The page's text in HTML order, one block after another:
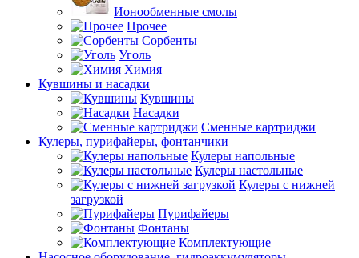
Ионообменные смолы
Прочее
Сорбенты
Уголь
Химия
Кувшины и насадки
Кувшины
Насадки
Сменные картриджи
Кулеры, пурифайеры, фонтанчики
Кулеры напольные
Кулеры настольные
Кулеры с нижней
загрузкой
Пурифайеры
Фонтаны
Комплектующие